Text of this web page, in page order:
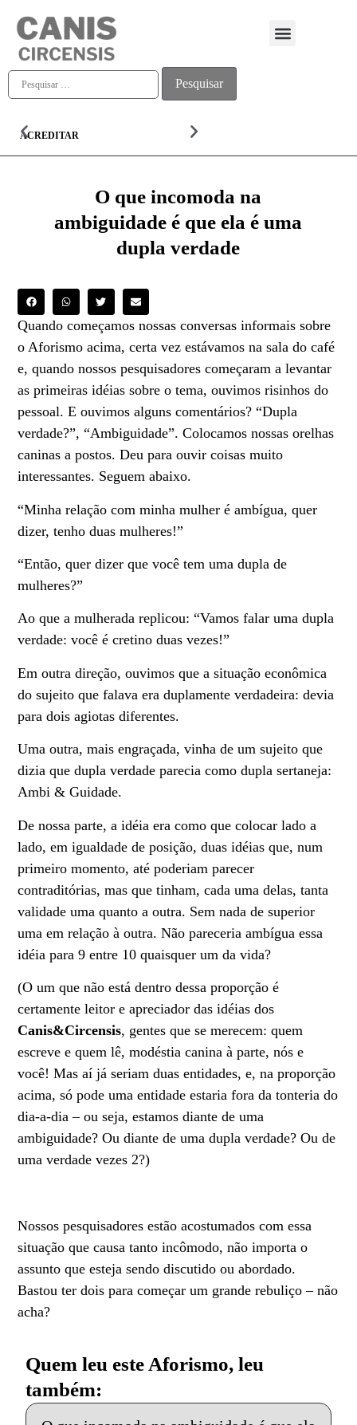
ACREDITAR
O que incomoda na
ambiguidade é que ela é uma
dupla verdade
Quando começamos nossas conversas informais sobre
o Aforismo acima, certa vez estávamos na sala do café
e, quando nossos pesquisadores começaram a levantar
as primeiras idéias sobre o tema, ouvimos risinhos do
pessoal. E ouvimos alguns comentários? “Dupla
verdade?”, “Ambiguidade”. Colocamos nossas orelhas
caninas a postos. Deu para ouvir coisas muito
interessantes. Seguem abaixo.
“Minha relação com minha mulher é ambígua, quer
dizer, tenho duas mulheres!”
“Então, quer dizer que você tem uma dupla de
mulheres?”
Ao que a mulherada replicou: “Vamos falar uma dupla
verdade: você é cretino duas vezes!”
Em outra direção, ouvimos que a situação econômica
do sujeito que falava era duplamente verdadeira: devia
para dois agiotas diferentes.
Uma outra, mais engraçada, vinha de um sujeito que
dizia que dupla verdade parecia como dupla sertaneja:
Ambi & Guidade.
De nossa parte, a idéia era como que colocar lado a
lado, em igualdade de posição, duas idéias que, num
primeiro momento, até poderiam parecer
contraditórias, mas que tinham, cada uma delas, tanta
validade uma quanto a outra. Sem nada de superior
uma em relação à outra. Não pareceria ambígua essa
idéia para 9 entre 10 quaisquer um da vida?
(O um que não está dentro dessa proporção é
certamente leitor e apreciador das idéias dos
Canis&Circensis, gentes que se merecem: quem
escreve e quem lê, modéstia canina à parte, nós e
você! Mas aí já seriam duas entidades, e, na proporção
acima, só pode uma entidade estaria fora da tonteria do
dia-a-dia – ou seja, estamos diante de uma
ambiguidade? Ou diante de uma dupla verdade? Ou de
uma verdade vezes 2?)
Nossos pesquisadores estão acostumados com essa
situação que causa tanto incômodo, não importa o
assunto que esteja sendo discutido ou abordado.
Bastou ter dois para começar um grande rebuliço – não
acha?
Quem leu este Aforismo, leu
também: